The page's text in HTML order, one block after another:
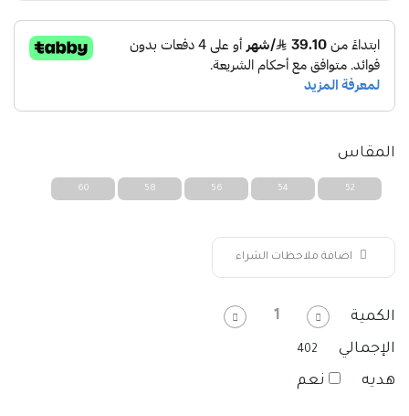
المقاس
اضافة ملاحظات الشراء
الكمية
الإجمالي
402
هديه نعم